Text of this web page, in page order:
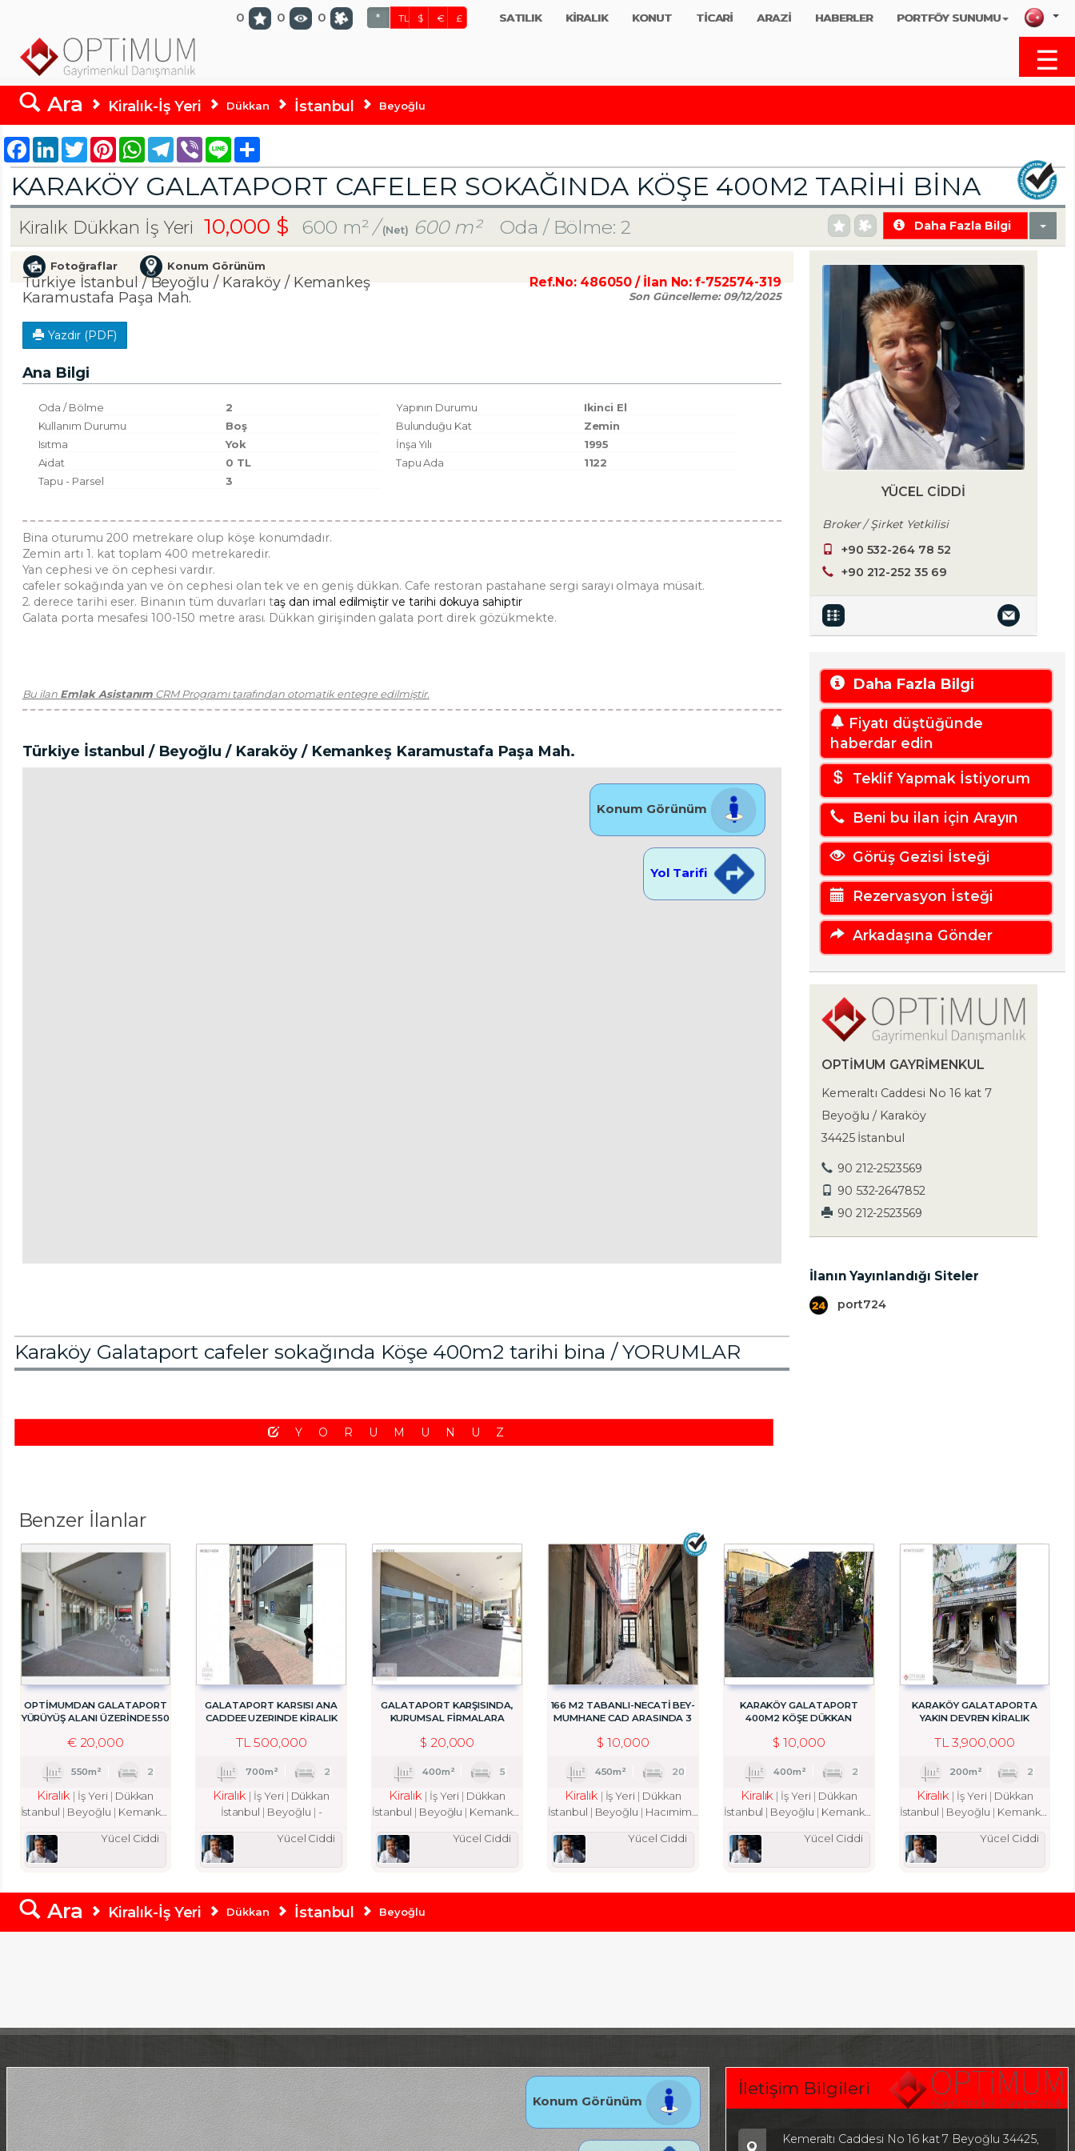
optimumgayrimenkul.com
0 0 0 * TL $ € £ SATILIK KİRALIK KONUT TİCARİ ARAZİ HABERLER PORTFÖY SUNUMU
☰
Ara Kiralık-İş Yeri Dükkan İstanbul Beyoğlu
Facebook
LinkedInTwitterPinterestWhatsAppTelegram
Viber Line Share
KARAKÖY GALATAPORT CAFELER SOKAĞINDA KÖŞE 400M2 TARIHI BINA
Kiralık Dükkan İş Yeri 10,000 $ 600 m²/(Net) 600 m² Oda / Bölme: 2 Daha Fazla Bilgi
Fotoğraflar Konum Görünüm
Türkiye İstanbul / Beyoğlu / Karaköy/ Kemankeş
Karamustafa Paşa Mah.
Ref.No: 486050/ İlan No:f-752574-319
Son Güncelleme:09/12/2025
Yazdır (PDF)
Ana Bilgi
Oda / Bölme 2 Yapının Durumu
Ikinci El
Kullanım Durumu
Boş Bulunduğu Kat
Zemin
Isıtma
Yok İnşa Yılı
1995
Aidat
0 TL Tapu Ada
1122
Tapu - Parsel
3
Bina oturumu 200 metrekare olup köşe konumdadır.
Zemin artı 1. kat toplam 400 metrekaredir.
Yan cephesi ve ön cephesi vardır.
cafeler sokağında yan ve ön cephesi olan tek ve en geniş dükkan. Cafe restoran pastahane sergi sarayı olmaya müsait.
2. derece tarihi eser. Binanın tüm duvarları taş dan imal edilmiştir ve tarihi dokuya sahiptir
Galata porta mesafesi 100-150 metre arası. Dükkan girişinden galata port direk gözükmekte.
Bu ilan Emlak Asistanım CRM Programı tarafından otomatik entegre edilmiştir.
Türkiye İstanbul / Beyoğlu / Karaköy/ Kemankeş Karamustafa Paşa Mah.
Konum Görünüm
Yol Tarifi
Karaköy Galataport cafeler sokağında Köşe 400m2 tarihi bina /YORUMLAR
YORUMUNUZ
YÜCEL CIDDI
Broker / Şirket Yetkilisi
+90 532-264 78 52
+90 212-252 35 69
Daha Fazla Bilgi
Fiyatı düştüğünde
haberdar edin
Teklif Yapmak İstiyorum
Beni bu ilan için Arayın
Görüş Gezisi İsteği
Rezervasyon İsteği
Arkadaşına Gönder
OPTIMUM GAYRIMENKUL
Kemeraltı Caddesi No 16 kat 7
Beyoğlu / Karaköy
34425 İstanbul
90 212-2523569
90 532-2647852
90 212-2523569
İlanın Yayınlandığı Siteler
port724
Benzer İlanlar
OPTİMUMDAN GALATAPORT
YÜRÜYÜŞ ALANI ÜZERİNDE 550
€20,000
550m² 2
Kiralık İş Yeri
Dükkan
İstanbul
Beyoğlu Kemankeş Karamustafa Paşa Mah.
Yücel Ciddi
GALATAPORT KARSISI ANA
CADDEE UZERINDE KIRALIK
TL 500,000
700m² 2
Kiralık İş Yeri
Dükkan
İstanbul
Beyoğlu -
Yücel Ciddi
GALATAPORT KARŞISINDA,
KURUMSAL FİRMALARA
$ 20,000
400m² 5
Kiralık İş Yeri
Dükkan
İstanbul
Beyoğlu Kemankeş Karamustafa Paşa Mah.
Yücel Ciddi
166 M2 TABANLI-NECATİ BEY-
MUMHANE CAD ARASINDA 3
$ 10,000
450m² 20
Kiralık İş Yeri
Dükkan
İstanbul
Beyoğlu Hacımimi Mah.
Yücel Ciddi
KARAKÖY GALATAPORT
400M2 KÖŞE DÜKKAN
$ 10,000
400m² 2
Kiralık İş Yeri
Dükkan
İstanbul
Beyoğlu Kemankeş Karamustafa Paşa Mah.
Yücel Ciddi
KARAKÖY GALATAPORTA
YAKIN DEVREN KİRALIK
TL 3,900,000
200m² 2
Kiralık İş Yeri
Dükkan
İstanbul
Beyoğlu Kemankeş Karamustafa Paşa Mah.
Yücel Ciddi
Ara Kiralık-İş Yeri Dükkan İstanbul Beyoğlu
Konum Görünüm
İletişim Bilgileri
Kemeraltı Caddesi No 16 kat 7 Beyoğlu 34425,